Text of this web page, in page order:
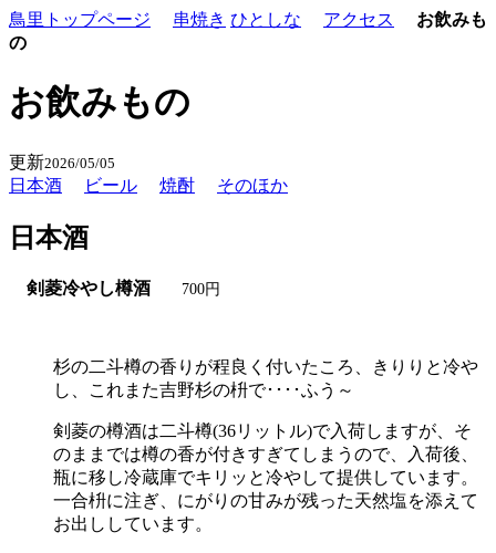
鳥里トップページ 串焼き ひとしな アクセス
お飲みも
の
お飲みもの
更新2026/05/05
日本酒 ビール 焼酎 そのほか
日本酒
剣菱冷やし樽酒 700円
杉の二斗樽の香りが程良く付いたころ、きりりと冷や
し、これまた吉野杉の枡で････ふう～
剣菱の樽酒は二斗樽(36リットル)で入荷しますが、そ
のままでは樽の香が付きすぎてしまうので、入荷後、
瓶に移し冷蔵庫でキリッと冷やして提供しています。
一合枡に注ぎ、にがりの甘みが残った天然塩を添えて
お出ししています。